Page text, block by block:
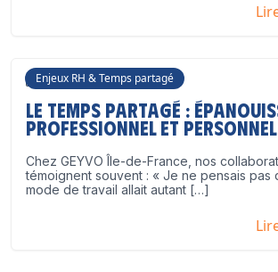
Enjeux RH & Temps partagé
17 juillet 2025 Geyvo
Le temps partagé :
professionnel ET
Chez GEYVO Île-de-France, nos
témoignent souvent : « Je ne pensais pas
mode de travail allait autant […]